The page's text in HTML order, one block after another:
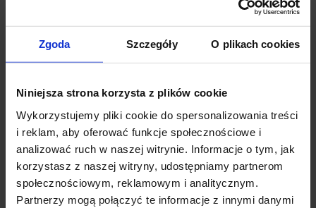
Zgoda Szczegóły O plikach cookies
Niniejsza strona korzysta z plików cookie
Wykorzystujemy pliki cookie do spersonalizowania treści
i reklam, aby oferować funkcje społecznościowe i
analizować ruch w naszej witrynie. Informacje o tym, jak
korzystasz z naszej witryny, udostępniamy partnerom
społecznościowym, reklamowym i analitycznym.
Partnerzy mogą połączyć te informacje z innymi danymi
Dekorowanie choinkirozpocznij od powieszenia
lampek, później wieszaj ozdoby. Będziesz miał o
przeszkód na swej drodze.
Przed rozpoczęciem wieszania, podłącz każdy
sznur lampekdo kontaktu i upewnij się że
światełka działają. Jeśli lampki choinkowe nie
zadziałają wymień wypalone, lub zakup cały